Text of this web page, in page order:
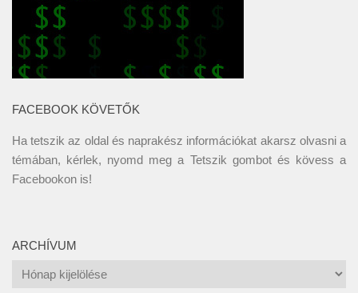
FACEBOOK KÖVETŐK
Ha tetszik az oldal és naprakész információkat akarsz olvasni a
témában, kérlek, nyomd meg a Tetszik gombot és kövess a
Facebookon is!
ARCHÍVUM
Archívum